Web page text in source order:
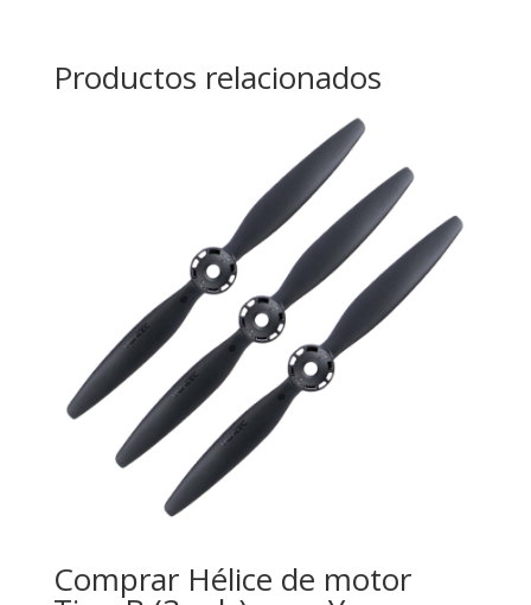
Productos relacionados
Comprar Hélice de motor